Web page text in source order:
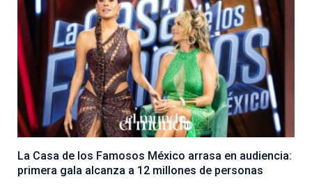
La Casa de los Famosos México arrasa en audiencia:
primera gala alcanza a 12 millones de personas